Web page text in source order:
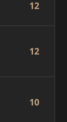
12
12
10